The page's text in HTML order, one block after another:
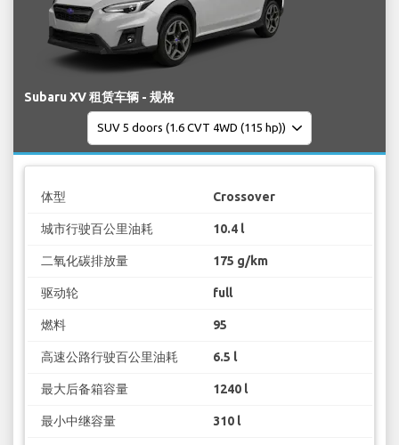
Subaru XV 租赁车辆 - 规格
体型 Crossover
城市行驶百公里油耗 10.4 l
二氧化碳排放量 175 g/km
驱动轮 full
燃料 95
高速公路行驶百公里油耗 6.5 l
最大后备箱容量 1240 l
最小中继容量 310 l